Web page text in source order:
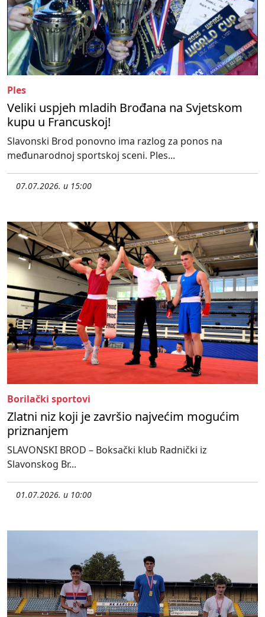
Ples
Veliki uspjeh mladih Brođana na Svjetskom
kupu u Francuskoj!
Slavonski Brod ponovno ima razlog za ponos na
međunarodnoj sportskoj sceni. Ples...
07.07.2026. u 15:00
Borilački sportovi
Zlatni niz koji je završio najvećim mogućim
priznanjem
SLAVONSKI BROD – Boksački klub Radnički iz
Slavonskog Br...
01.07.2026. u 10:00